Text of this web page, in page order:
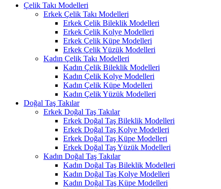
Çelik Takı Modelleri
Erkek Çelik Takı Modelleri
Erkek Çelik Bileklik Modelleri
Erkek Çelik Kolye Modelleri
Erkek Çelik Küpe Modelleri
Erkek Çelik Yüzük Modelleri
Kadın Çelik Takı Modelleri
Kadın Çelik Bileklik Modelleri
Kadın Çelik Kolye Modelleri
Kadın Çelik Küpe Modelleri
Kadın Çelik Yüzük Modelleri
Doğal Taş Takılar
Erkek Doğal Taş Takılar
Erkek Doğal Taş Bileklik Modelleri
Erkek Doğal Taş Kolye Modelleri
Erkek Doğal Taş Küpe Modelleri
Erkek Doğal Taş Yüzük Modelleri
Kadın Doğal Taş Takılar
Kadın Doğal Taş Bileklik Modelleri
Kadın Doğal Taş Kolye Modelleri
Kadın Doğal Taş Küpe Modelleri